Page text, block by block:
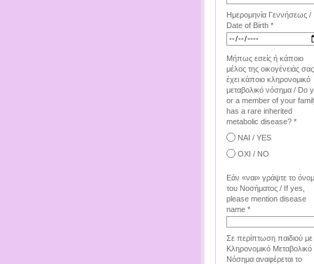
Ημερομηνία Γεννήσεως /
Date of Birth *
Μήπως εσείς ή κάποιο
μέλος της οικογένειάς σας
έχει κάποιο κληρονομικό
μεταβολικό νόσημα / Do
or a member of your
has a rare inherited
metabolic disease? *
ΝΑΙ / YES
ΟΧΙ / NO
Εάν «ναι» γράψτε το
του Νοσήματος / If yes,
please mention disease
name *
Σε περίπτωση παιδιού με
Κληρονομικό Μεταβολικό
Νόσημα αναφέρεται το